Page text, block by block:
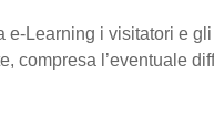
Learning i visitatori e
compresa l’eventuale